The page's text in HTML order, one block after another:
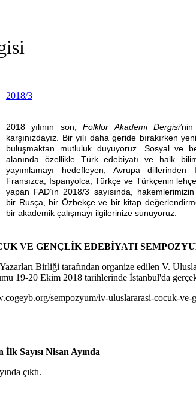
2018/3
2018 yılının son,Folklor Akademi Dergisi’nin
karşınızdayız. Bir yılı daha geride bırakırken
buluşmaktan mutluluk duyuyoruz. Sosyal ve
alanında özellikle Türk edebiyatı ve halk
yayımlamayı hedefleyen, Avrupa dillerinden
Fransızca, İspanyolca, Türkçe ve Türkçenin
yapan FAD’ın 2018/3 sayısında,
bir Rusça, bir Özbekçe ve bir kitap
bir akademik çalışmayı ilgilerinize sunuyoruz.
VE GENÇLİK EDEBİYATI
Birliği tarafından organize edilen V.
19-20 Ekim 2018 tarihlerinde İstanbul'da
sempozyum/iv-uluslararasi-cocuk-ve-
Sayısı Nisan Ayında
çıktı.